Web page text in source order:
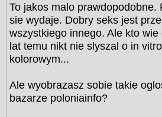
To jakos malo prawdopodobne.
sie wydaje. Dobry seks jest
wszystkiego innego. Ale kto
lat temu nikt nie slyszal o in
kolorowym...
Ale wyobrazasz sobie takie
bazarze poloniainfo?